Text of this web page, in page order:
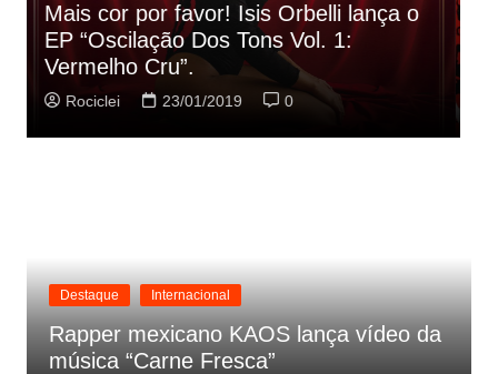
Rashid vai buscar nos HQs as
referencias do clipe de sua nova
música
Rociclei 22/01/2019 0
Destaque Internacional
Rapper mexicano KAOS lança vídeo da
música “Carne Fresca”